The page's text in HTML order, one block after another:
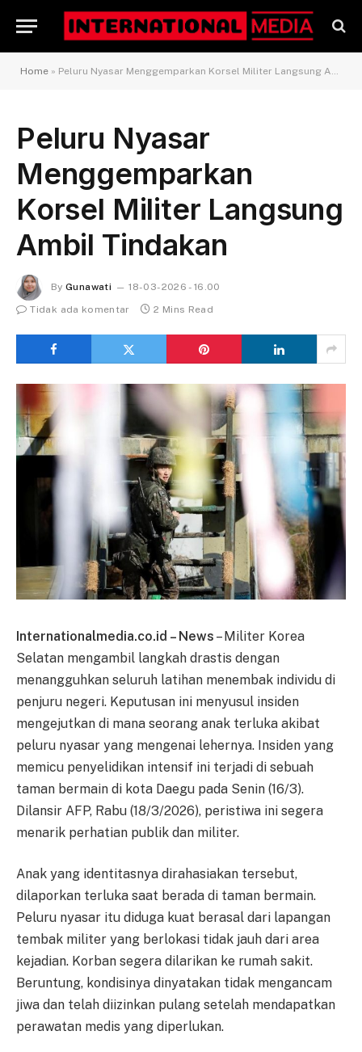
Home » Peluru Nyasar Menggemparkan Korsel Militer Langsung Ambil Tindakan
Peluru Nyasar
Menggemparkan
Korsel Militer Langsung
Ambil Tindakan
By Gunawati
18-03-2026 - 16.00
Tidak ada komentar
2 Mins Read
Internationalmedia.co.id – News – Militer Korea
Selatan mengambil langkah drastis dengan
menangguhkan seluruh latihan menembak individu di
penjuru negeri. Keputusan ini menyusul insiden
mengejutkan di mana seorang anak terluka akibat
peluru nyasar yang mengenai lehernya. Insiden yang
memicu penyelidikan intensif ini terjadi di sebuah
taman bermain di kota Daegu pada Senin (16/3).
Dilansir AFP, Rabu (18/3/2026), peristiwa ini segera
menarik perhatian publik dan militer.
Anak yang identitasnya dirahasiakan tersebut,
dilaporkan terluka saat berada di taman bermain.
Peluru nyasar itu diduga kuat berasal dari lapangan
tembak militer yang berlokasi tidak jauh dari area
kejadian. Korban segera dilarikan ke rumah sakit.
Beruntung, kondisinya dinyatakan tidak mengancam
jiwa dan telah diizinkan pulang setelah mendapatkan
perawatan medis yang diperlukan.